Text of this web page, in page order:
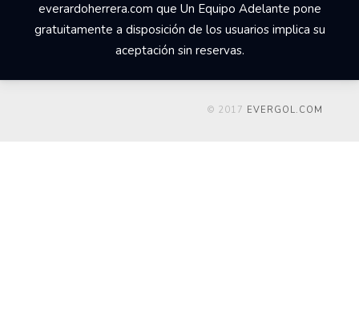
everardoherrera.com que Un Equipo Adelante pone
gratuitamente a disposición de los usuarios implica su
aceptación sin reservas.
© 2017 EVERGOL.COM